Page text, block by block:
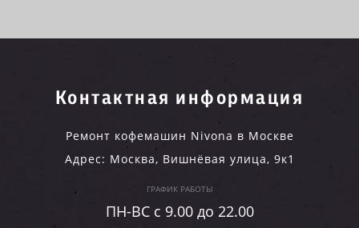
Контактная информация
Ремонт кофемашин Nivona в Москве
Адрес: Москва, Вишнёвая улица, 9к1
ГРАФИК РАБОТЫ
ПН-ВC c 9.00 до 22.00